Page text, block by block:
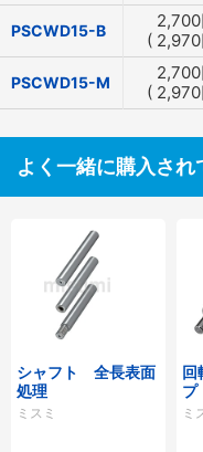
PSCWD15-B 2,700
( 2,970
PSCWD15-M 2,700
( 2,970
よく一緒に購入され
シャフト 全長表面
処理
ミスミ
回
プ
ミ